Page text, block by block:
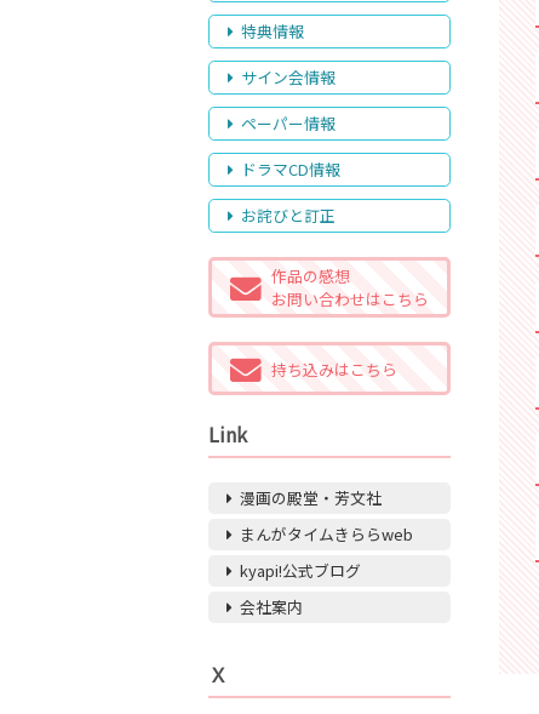
特典情報
サイン会情報
ペーパー情報
ドラマCD情報
お詫びと訂正
作品の感想
お問い合わせはこちら
持ち込みはこちら
Link
漫画の殿堂・芳文社
まんがタイムきららweb
kyapi!公式ブログ
会社案内
Ｘ